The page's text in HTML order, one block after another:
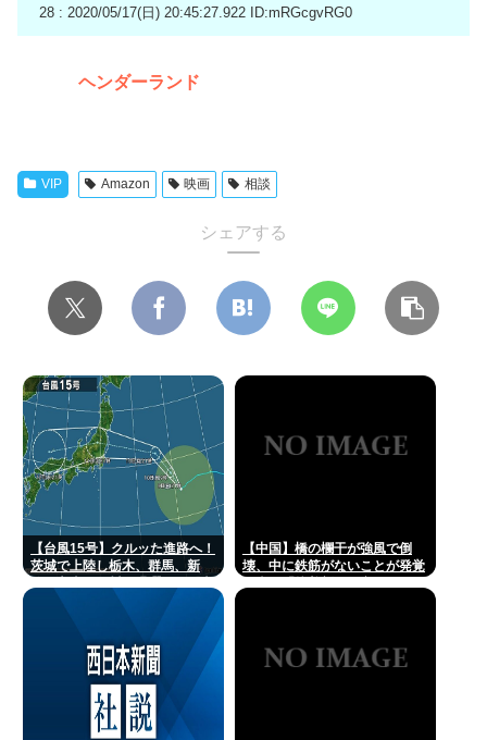
28 : 2020/05/17(日) 20:45:27.922 ID:mRGcgvRG0
ヘンダーランド
VIP Amazon 映画 相談
シェアする
【台風15号】クルッた進路へ！
茨城で上陸し栃木、群馬、新
【中国】橋の欄干が強風で倒
壊、中に鉄筋がないことが発覚